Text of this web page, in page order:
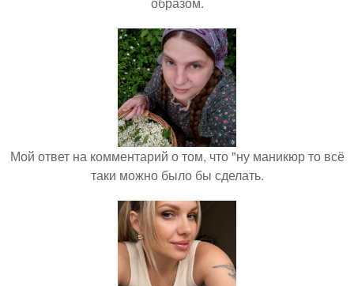
Мой ответ на комментарий о том, что "ну маникюр то всё
таки можно было бы сделать.